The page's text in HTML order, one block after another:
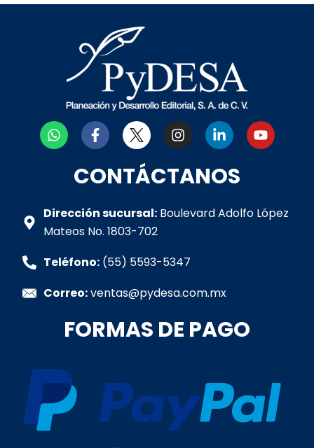
W
h
p
p
F
a
e
b
o
k
-
I
n
t
a
r
L
i
k
e
i
Y
o
e
CONTÁCTANOS
Dirección sucursal: Boulevard Adolfo López
Mateos No. 1803-702
Teléfono: (55) 5593-5347
Correo:ventas@pydesa.com.mx
FORMAS DE PAGO